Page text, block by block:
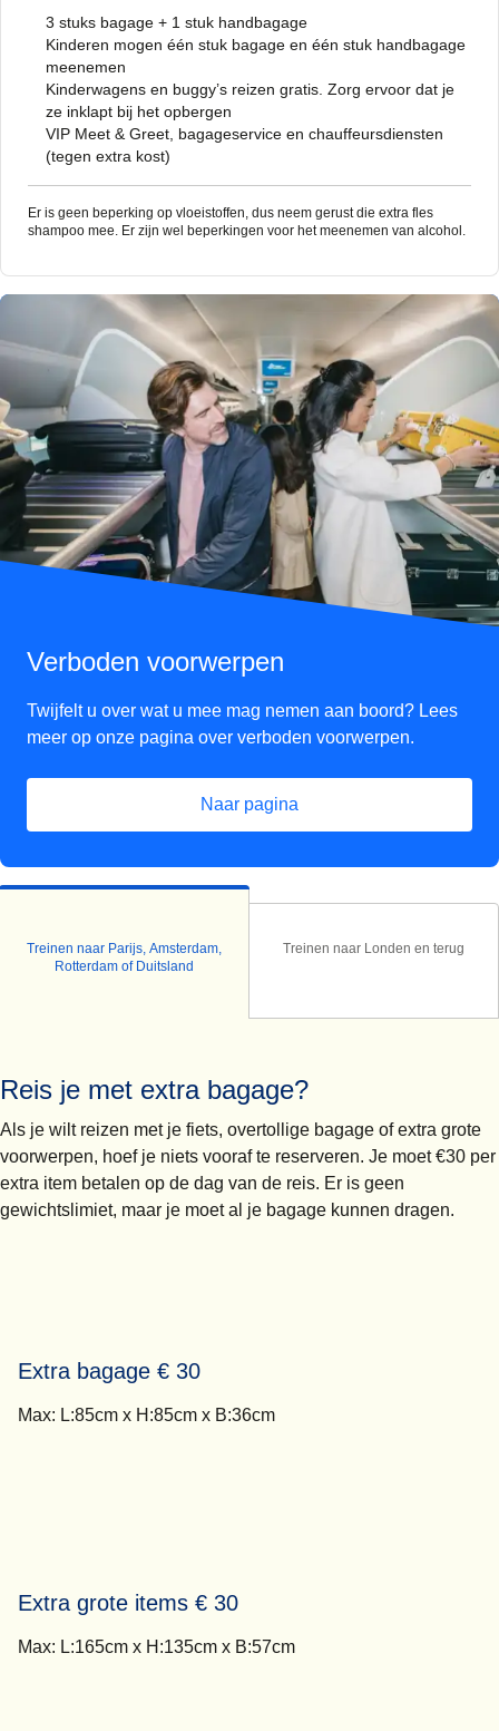
3 stuks bagage + 1 stuk handbagage
Kinderen mogen één stuk bagage en één stuk handbagage
meenemen
Kinderwagens en buggy’s reizen gratis. Zorg ervoor dat je
ze inklapt bij het opbergen
VIP Meet & Greet, bagageservice en chauffeursdiensten
(tegen extra kost)
Er is geen beperking op vloeistoffen, dus neem gerust die extra fles
shampoo mee. Er zijn wel beperkingen voor het meenemen van alcohol.
Verboden voorwerpen
Twijfelt u over wat u mee mag nemen aan boord? Lees
meer op onze pagina over verboden voorwerpen.
Naar pagina
Treinen naar Parijs, Amsterdam,
Rotterdam of Duitsland
Treinen naar Londen en terug
Reis je met extra bagage?
Als je wilt reizen met je fiets, overtollige bagage of extra grote
voorwerpen, hoef je niets vooraf te reserveren. Je moet €30 per
extra item betalen op de dag van de reis. Er is geen
gewichtslimiet, maar je moet al je bagage kunnen dragen.
Extra bagage € 30
Max: L:85cm x H:85cm x B:36cm
Extra grote items € 30
Max: L:165cm x H:135cm x B:57cm